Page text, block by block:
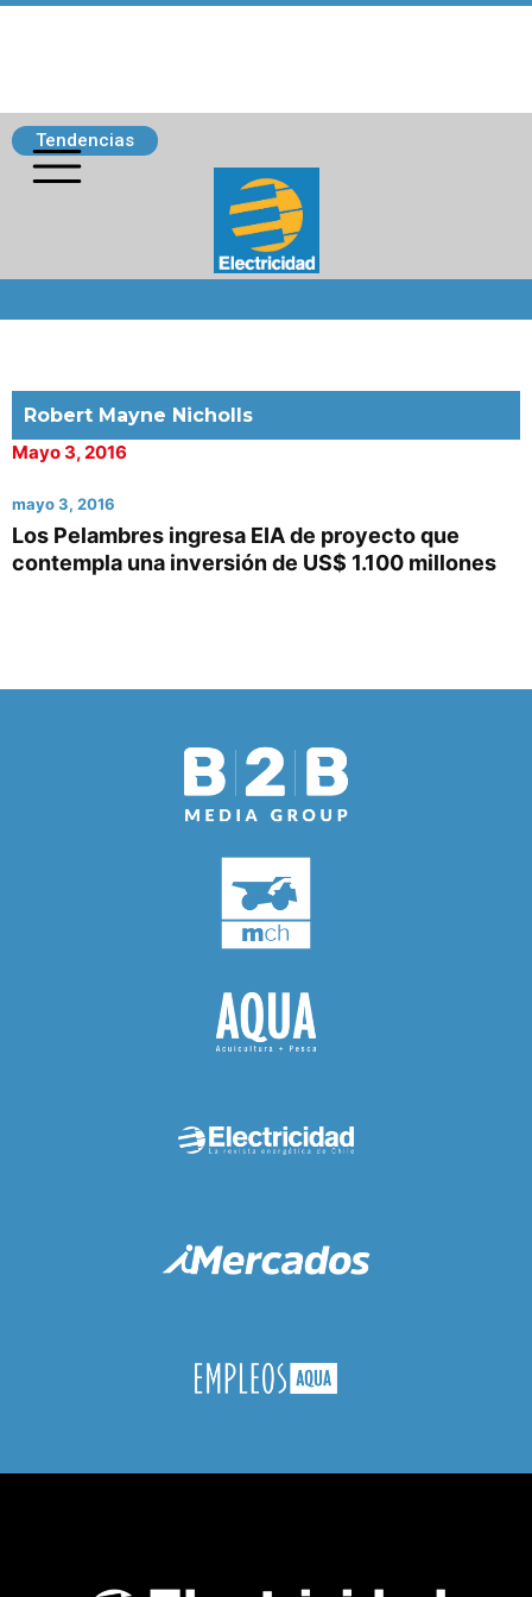
Tendencias
Robert Mayne Nicholls
Mayo 3, 2016
mayo 3, 2016
Los Pelambres ingresa EIA de proyecto que
contempla una inversión de US$ 1.100 millones